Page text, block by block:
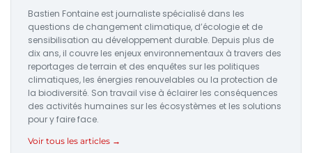
Bastien Fontaine est journaliste spécialisé dans les
questions de changement climatique, d’écologie et de
sensibilisation au développement durable. Depuis plus de
dix ans, il couvre les enjeux environnementaux à travers des
reportages de terrain et des enquêtes sur les politiques
climatiques, les énergies renouvelables ou la protection de
la biodiversité. Son travail vise à éclairer les conséquences
des activités humaines sur les écosystèmes et les solutions
pour y faire face.
Voir tous les articles →